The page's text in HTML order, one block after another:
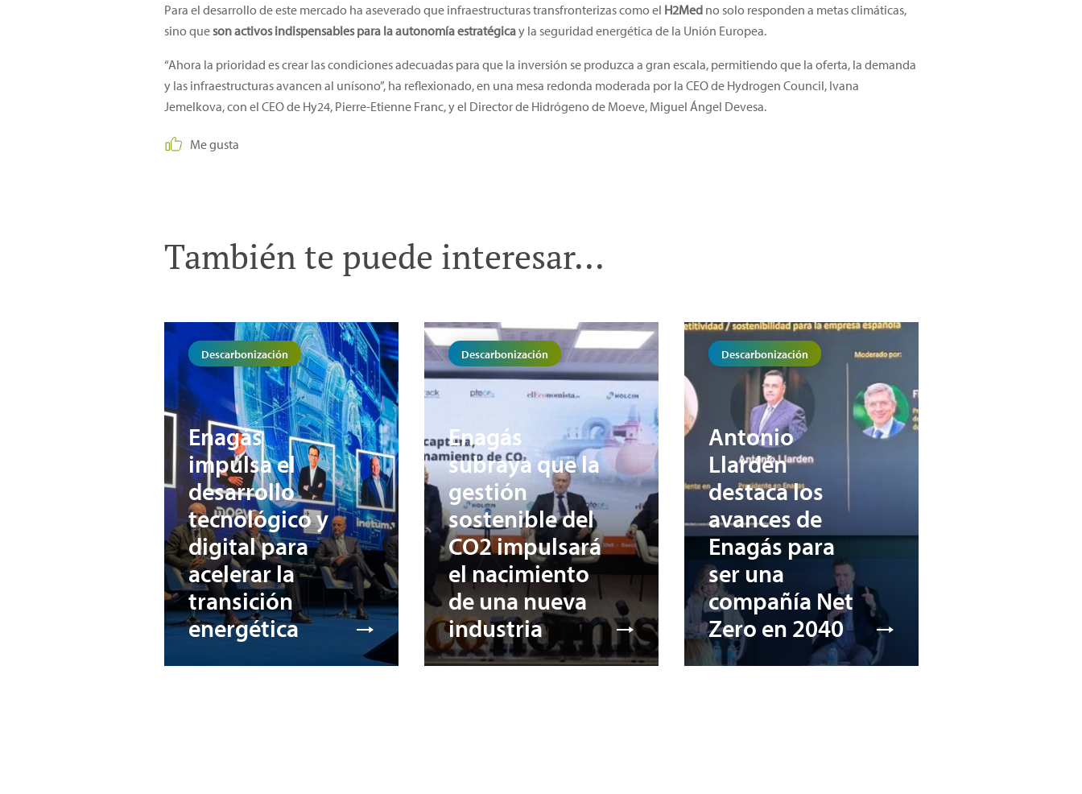
Para el desarrollo de este mercado ha aseverado que infraestructuras transfronterizas como el H2Med no solo responden a metas climáticas,
sino queson activos indispensables para la autonomía estratégicay la seguridad energética de la Unión Europea.
“Ahora la prioridad es crear las condiciones adecuadas para que la inversión se produzca a gran escala, permitiendo que la oferta, la demanda
y las infraestructuras avancen al unísono”, ha reflexionado, en una mesa redonda moderada por la CEO de Hydrogen Council, Ivana
Jemelkova, con el CEO de Hy24, Pierre-Etienne Franc, y el Director de Hidrógeno de Moeve, Miguel Ángel Devesa.
Me gusta
También te puede interesar...
Descarbonización
Enagás
impulsa el
desarrollo
tecnológico y
digital para
acelerar la
transición
energética
Descarbonización
Enagás
subraya que la
gestión
sostenible del
CO2 impulsará
el nacimiento
de una nueva
industria
Descarbonización
Antonio
Llardén
destaca los
avances de
Enagás para
ser una
compañía Net
Zero en 2040